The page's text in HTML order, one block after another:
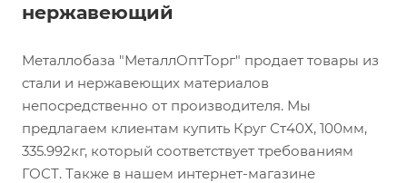
нержавеющий
Металлобаза "МеталлОптТорг" продает товары из
стали и нержавеющих материалов
непосредственно от производителя. Мы
предлагаем клиентам купить Круг Ст40Х, 100мм,
335.992кг, который соответствует требованиям
ГОСТ. Также в нашем интернет-магазине